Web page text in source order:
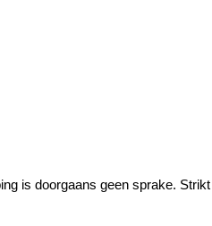
is doorgaans geen sprake.